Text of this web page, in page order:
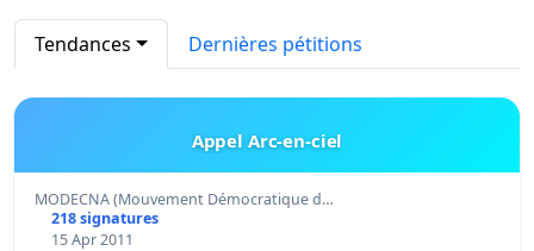
Tendances Dernières pétitions
Appel Arc-en-ciel
MODECNA (Mouvement Démocratique d…
218 signatures
15 Apr 2011